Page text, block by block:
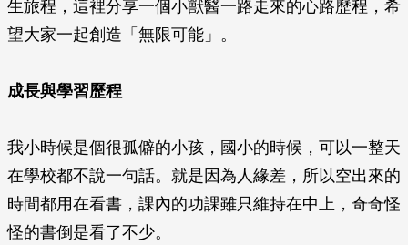
生旅程，這裡分享一個小獸醫一路走來的心路歷程，希
望大家一起創造「無限可能」。
成長與學習歷程
我小時候是個很孤僻的小孩，國小的時候，可以一整天
在學校都不說一句話。就是因為人緣差，所以空出來的
時間都用在看書，課內的功課雖只維持在中上，奇奇怪
怪的書倒是看了不少。